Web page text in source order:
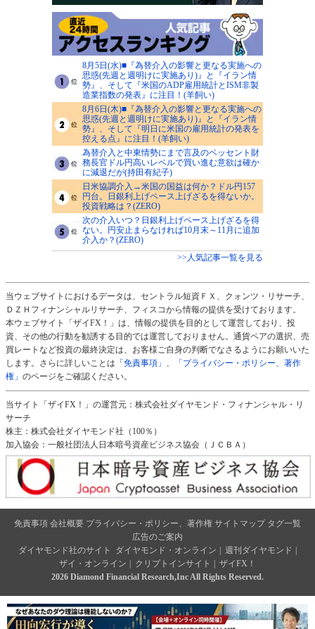
8月5日(水)■『為替介入の影響と更なる実施への
思惑(先週と週明けに実施あり)』と『イラン情
勢』、そして『米国のADP雇用統計とISM非製
造業指数の発表』に注目！(羊飼い)
8月6日(木)■『為替介入の影響と更なる実施への
思惑(先週と週明けに実施あり)』と『イラン情
勢』、そして『明日に米国の雇用統計の発表を
控える点』に注目！(羊飼い)
為替介入と中東情勢にまで言及のベッセント財
務長官ドル円高いレベルで買い進む意欲は確か
に減退だが(持田有紀子)
日米協調介入→米国の国益は何か？ドル円157
円台。日銀利上げペース上げざるを得ないか。
投資戦略は？(ZERO)
次の介入いつ？日銀利上げペース上げざるを得
ない。円安止まらなければ10月末～11月に追加
介入か？(ZERO)
>>人気記事一覧を見る
当ウェブサイトにおけるデータは、セントラル短資ＦＸ、クォンツ・リサーチ、
ＤＺＨフィナンシャルリサーチ、フィスコから情報の提供を受けております。
本ウェブサイト「ザイFX！」は、情報の提供を目的として運営しており、投
資、その他の行動を勧誘する目的では運営しておりません。通貨ペアの選択、売
買レートなど投資の最終決定は、お客様ご自身の判断でなさるようにお願いいた
します。さらに詳しいことは 「免責事項」 、
「プライバシー・ポリシー、著作
権」 のページをご確認ください。
当サイト「ザイFX！」の運営元：株式会社ダイヤモンド・フィナンシャル・リ
サーチ
株主：株式会社ダイヤモンド社（100％）
加入協会：一般社団法人日本暗号資産ビジネス協会（ＪＣＢＡ）
免責事項 会社概要 プライバシー・ポリシー、著作権 サイトマップ タグ一覧
広告のご案内
ダイヤモンド社のサイト
ダイヤモンド・オンライン 週刊ダイヤモンド
ザイ・オンライン
クリプトインサイト
ザイFX！
2026 Diamond Financial Research,Inc All Rights Reserved.